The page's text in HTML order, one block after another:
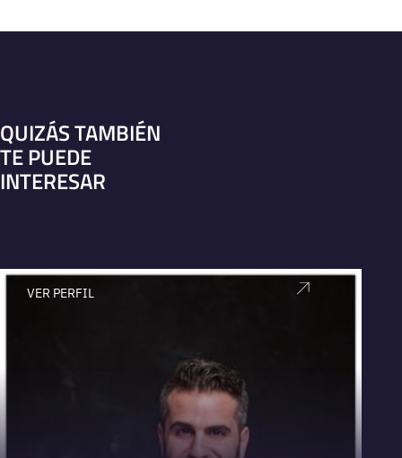
QUIZÁS TAMBIÉN
TE PUEDE
INTERESAR
VER PERFIL